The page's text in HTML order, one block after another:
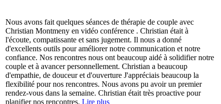
Nous avons fait quelques séances de thérapie de couple avec
Christian Montmeny en vidéo conférence . Christian était à
l'écoute, compatissante et sans jugement. Il nous a donné
d'excellents outils pour améliorer notre communication et notre
confiance. Nos rencontres nous ont beaucoup aidé à solidifier notre
couple et à avancer personnellement. Christian a beaucoup
d'empathie, de douceur et d'ouverture J'appréciais beaucoup la
flexibilité pour nos rencontres. Nous avons pu avoir un premier
rendez-vous dans la semaine. Christian était très proactive pour
planifier nos rencontres. Lire plus